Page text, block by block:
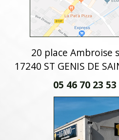
20 place Ambroise
17240 ST GENIS DE
05 46 70 23 53